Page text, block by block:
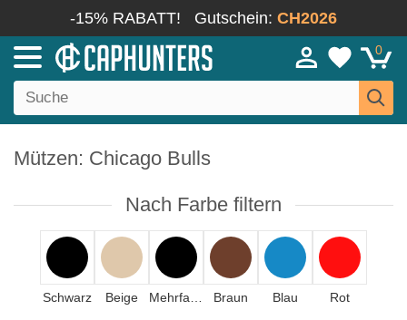
-15% RABATT! Gutschein: CH2026
0
Mützen: Chicago Bulls
Nach Farbe filtern
Schwarz Beige Braun Blau Rot